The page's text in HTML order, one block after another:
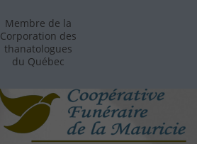
Membre de la
Corporation des
thanatologues
du Québec